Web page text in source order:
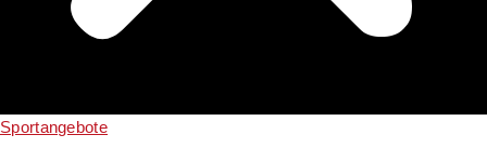
Sportangebote